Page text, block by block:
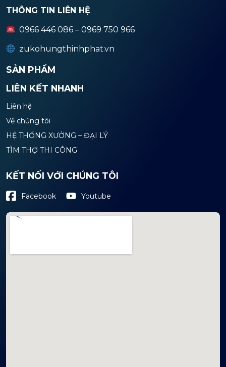
THÔNG TIN LIÊN HỆ
0966 446 086 – 0969 750 966
zukohungthinhphat.vn
SẢN PHẨM
LIÊN KẾT NHANH
Liên hệ
Về chúng tôi
HỆ THỐNG XƯỞNG – ĐẠI LÝ
TÌM THỢ THI CÔNG
KẾT NỐI VỚI CHÚNG TÔI
Facebook Youtube